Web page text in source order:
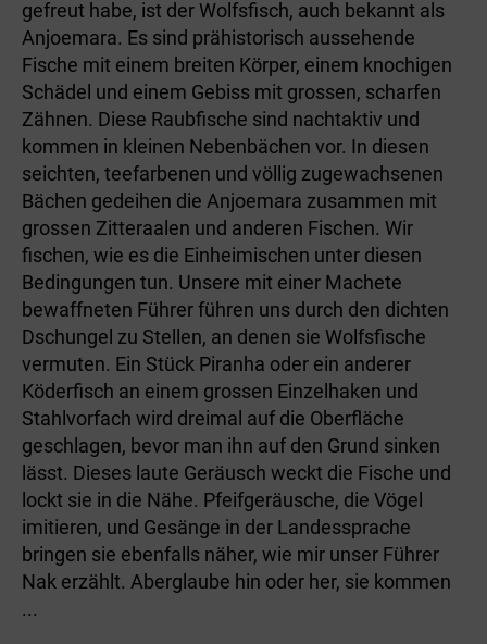
gefreut habe, ist der Wolfsfisch, auch bekannt als
Anjoemara. Es sind prähistorisch aussehende
Fische mit einem breiten Körper, einem knochigen
Schädel und einem Gebiss mit grossen, scharfen
Zähnen. Diese Raubfische sind nachtaktiv und
kommen in kleinen Nebenbächen vor. In diesen
seichten, teefarbenen und völlig zugewachsenen
Bächen gedeihen die Anjoemara zusammen mit
grossen Zitteraalen und anderen Fischen. Wir
fischen, wie es die Einheimischen unter diesen
Bedingungen tun. Unsere mit einer Machete
bewaffneten Führer führen uns durch den dichten
Dschungel zu Stellen, an denen sie Wolfs­fische
vermuten. Ein Stück Piranha oder ein anderer
Köderfisch an einem grossen Einzelhaken und
Stahlvorfach wird dreimal auf die Oberfläche
geschlagen, bevor man ihn auf den Grund sinken
lässt. Dieses laute Geräusch weckt die Fische und
lockt sie in die Nähe. Pfeifgeräusche, die Vögel
imitieren, und Gesänge in der Landessprache
bringen sie ebenfalls näher, wie mir unser Führer
Nak erzählt. Aberglaube hin oder her, sie kommen
...